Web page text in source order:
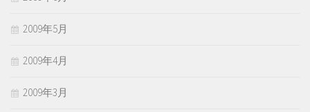
2009年5月
2009年4月
2009年3月